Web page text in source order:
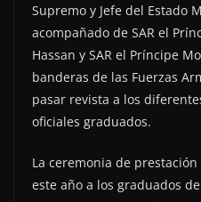
Supremo y Jefe del Estado
acompañado de SAR el
Hassan y SAR el Príncipe
banderas de las Fuerzas
pasar revista a los
oficiales graduados.
La ceremonia de
este año a los graduados